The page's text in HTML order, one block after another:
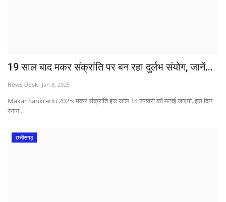
19 साल बाद मकर संक्रांति पर बन रहा दुर्लभ संयोग, जानें...
News Desk Jan 8, 2025
Makar Sankranti 2025: मकर संक्रांति इस साल 14 जनवरी को मनाई जाएगी. इस दिन
स्नान...
छत्तीसगढ़